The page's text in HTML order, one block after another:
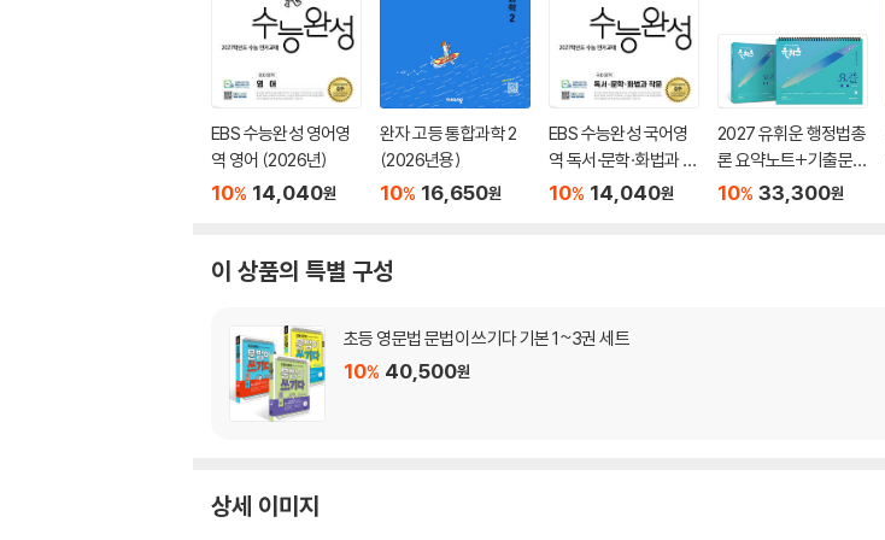
EBS 수능완성 영어영
역 영어 (2026년)
10% 14,040원
완자 고등 통합과학 2
(2026년용)
10% 16,650원
EBS 수능완성 국어영
역 독서·문학·화법과 작
문 (2026년)
10% 14,040원
2027 유휘운 행정법총
론 요약노트+기출문제
(요.플.)
10% 33,300원
이 상품의 특별 구성
초등 영문법 문법이 쓰기다 기본 1~3권 세트
10% 40,500원
상세 이미지